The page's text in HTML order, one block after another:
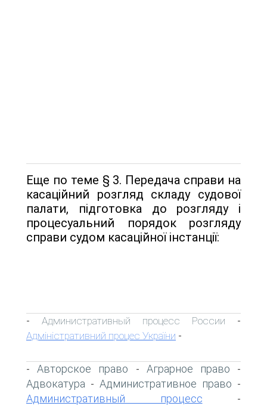
Еще по теме § 3. Передача справи на
касаційний розгляд складу судової
палати, підготовка до розгляду і
процесуальний порядок розгляду
справи судом касаційної інстанції:
- Административный процесс России -
Адміністративний процес України -
-Авторское право - Аграрное право -
Адвокатура - Административное право -
Административный процесс -